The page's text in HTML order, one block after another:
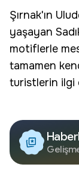
Şırnak'ın
yaşayan
motiflerle
tamamen
turistlerin ilgi
Edin